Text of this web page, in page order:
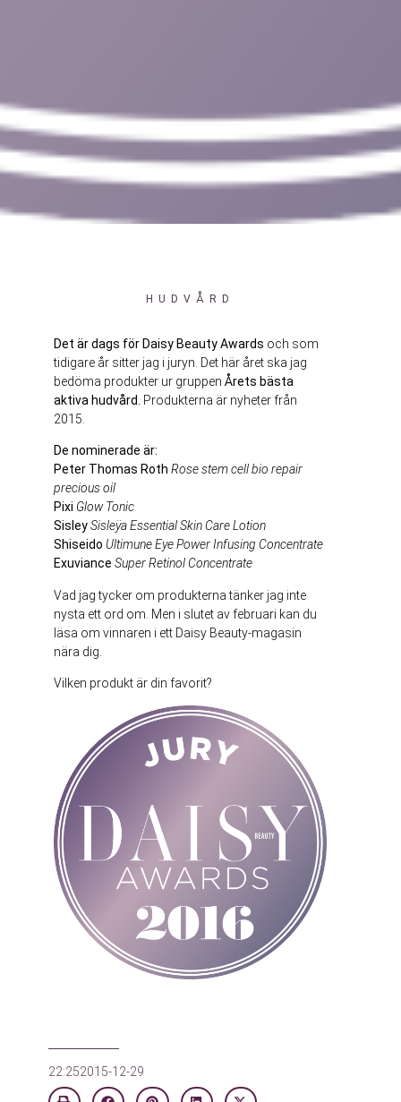
HUDVÅRD
Det är dags för Daisy Beauty Awards och som
tidigare år sitter jag i juryn. Det här året ska jag
bedöma produkter ur gruppenÅrets bästa
aktiva hudvård.
Produkterna är nyheter från
2015.
De nominerade är:
Peter Thomas Roth Rose stem cell bio repair
precious oil
Pixi Glow Tonic
SisleySisleÿa Essential Skin Care Lotion
Shiseido Ultimune Eye Power Infusing Concentrate
Exuviance Super Retinol Concentrate
Vad jag tycker om produkterna tänker jag inte
nysta ett ord om. Men i slutet av februari kan du
läsa om vinnaren i ett Daisy Beauty-magasin
nära dig.
Vilken produkt är din favorit?
22:252015-12-29